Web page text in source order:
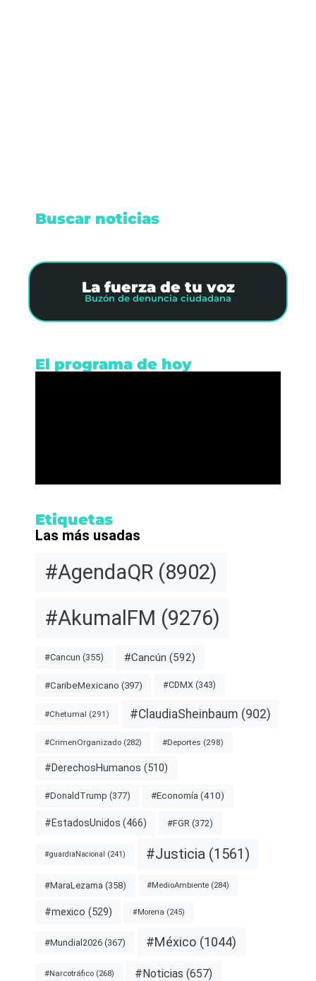
Buscar noticias
La fuerza de tu voz
Buzón de denuncia ciudadana
El programa de hoy
Etiquetas
Las más usadas
#AgendaQR (8902)
#AkumalFM (9276)
#Cancun (355) #Cancún (592)
#CaribeMexicano (397) #CDMX (343)
#Chetumal (291) #ClaudiaSheinbaum (902)
#CrimenOrganizado (282) #Deportes (298)
#DerechosHumanos (510)
#DonaldTrump (377) #Economía (410)
#EstadosUnidos (466) #FGR (372)
#guardiaNacional (241) #Justicia (1561)
#MaraLezama (358) #MedioAmbiente (284)
#mexico (529) #Morena (245)
#Mundial2026 (367) #México (1044)
#Narcotráfico (268) #Noticias (657)